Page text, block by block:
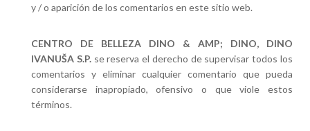
y / o aparición de los comentarios en este sitio web.
CENTRO DE BELLEZA DINO & AMP; DINO, DINO
IVANUŠA S.P. se reserva el derecho de supervisar todos los
comentarios y eliminar cualquier comentario que pueda
considerarse inapropiado, ofensivo o que viole estos
términos.